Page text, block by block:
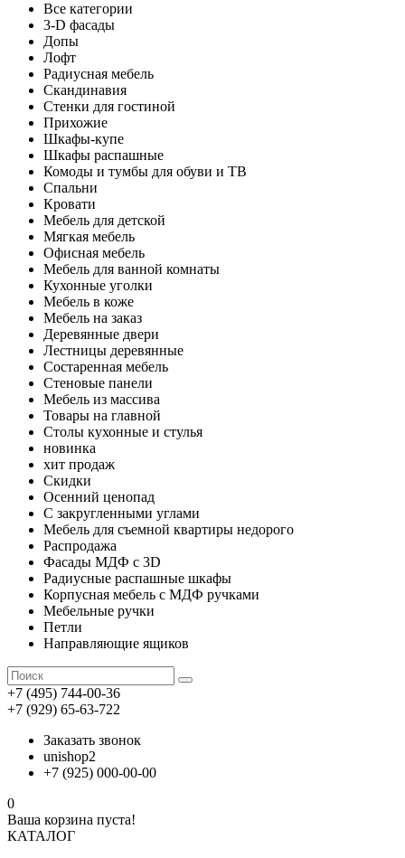
Все категории
3-D фасады
Допы
Лофт
Радиусная мебель
Скандинавия
Стенки для гостиной
Прихожие
Шкафы-купе
Шкафы распашные
Комоды и тумбы для обуви и ТВ
Спальни
Кровати
Мебель для детской
Мягкая мебель
Офисная мебель
Мебель для ванной комнаты
Кухонные уголки
Мебель в коже
Мебель на заказ
Деревянные двери
Лестницы деревянные
Состаренная мебель
Стеновые панели
Мебель из массива
Товары на главной
Столы кухонные и стулья
новинка
хит продаж
Скидки
Осенний ценопад
С закругленными углами
Мебель для съемной квартиры недорого
Распродажа
Фасады МДФ с 3D
Радиусные распашные шкафы
Корпусная мебель с МДФ ручками
Мебельные ручки
Петли
Направляющие ящиков
+7 (495) 744-00-36
+7 (929) 65-63-722
Заказать звонок
unishop2
+7 (925) 000-00-00
0
Ваша корзина пуста!
КАТАЛОГ